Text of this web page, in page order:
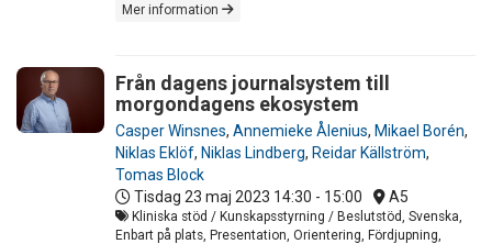
Mer information
Från dagens journalsystem till
morgondagens ekosystem
Casper Winsnes, Annemieke Ålenius, Mikael Borén,
Niklas Eklöf, Niklas Lindberg, Reidar Källström,
Tomas Block
Tisdag 23 maj 2023 14:30 - 15:00 A5
Kliniska stöd / Kunskapsstyrning / Beslutstöd, Svenska,
Enbart på plats, Presentation, Orientering, Fördjupning,